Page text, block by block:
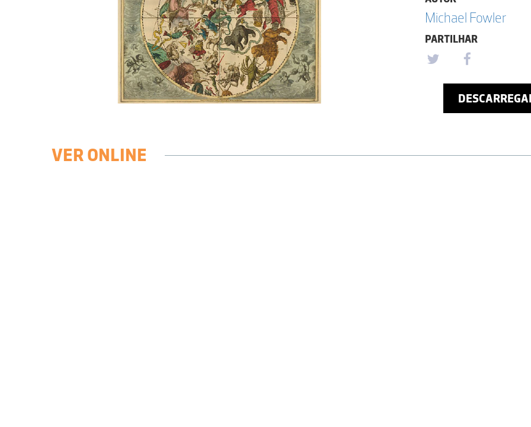
Michael Fowler
PARTILHAR
VER ONLINE